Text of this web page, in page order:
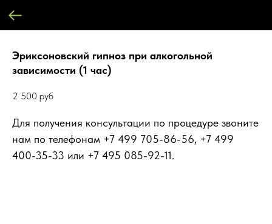
Эриксоновский гипноз при алкогольной
зависимости (1 час)
2 500 руб
Для получения консультации по процедуре звоните
нам по телефонам +7 499 705-86-56, +7 499
400-35-33 или +7 495 085-92-11.